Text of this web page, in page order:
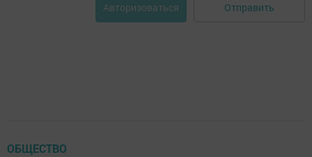
Авторизоваться Отправить
ОБЩЕСТВО